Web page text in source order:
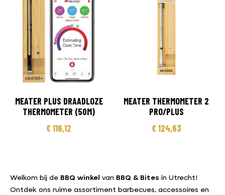
MEATER PLUS DRAADLOZE
THERMOMETER (50M)
€116,12
MEATER THERMOMETER 2
PRO/PLUS
€124,63
Welkom bij de BBQ winkel van BBQ & Bites in Utrecht!
Ontdek ons ruime assortiment barbecues, accessoires en